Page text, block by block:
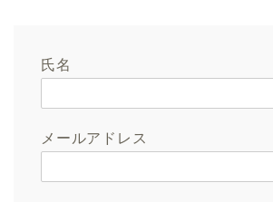
氏名
メールアドレス